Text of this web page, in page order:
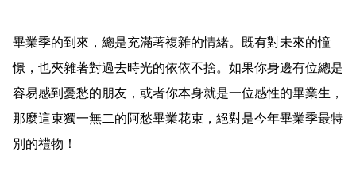
畢業季的到來，總是充滿著複雜的情緒。既有對未來的憧
憬，也夾雜著對過去時光的依依不捨。如果你身邊有位總是
容易感到憂愁的朋友，或者你本身就是一位感性的畢業生，
那麼這束獨一無二的阿愁畢業花束，絕對是今年畢業季最特
別的禮物！